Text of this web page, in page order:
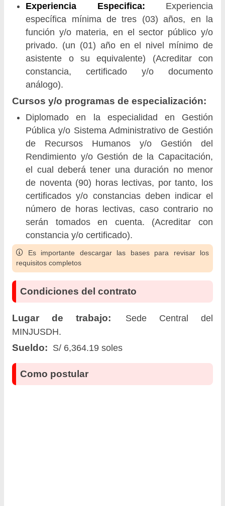
Experiencia Especifica: Experiencia
específica mínima de tres (03) años, en la
función y/o materia, en el sector público y/o
privado. (un (01) año en el nivel mínimo de
asistente o su equivalente) (Acreditar con
constancia, certificado y/o documento
análogo).
Cursos y/o programas de especialización:
Diplomado en la especialidad en Gestión
Pública y/o Sistema Administrativo de Gestión
de Recursos Humanos y/o Gestión del
Rendimiento y/o Gestión de la Capacitación,
el cual deberá tener una duración no menor
de noventa (90) horas lectivas, por tanto, los
certificados y/o constancias deben indicar el
número de horas lectivas, caso contrario no
serán tomados en cuenta. (Acreditar con
constancia y/o certificado).
Es importante descargar las bases para revisar los
requisitos completos
Condiciones del contrato
Lugar de trabajo:
Sede Central del
MINJUSDH.
Sueldo: S/ 6,364.19 soles
Como postular